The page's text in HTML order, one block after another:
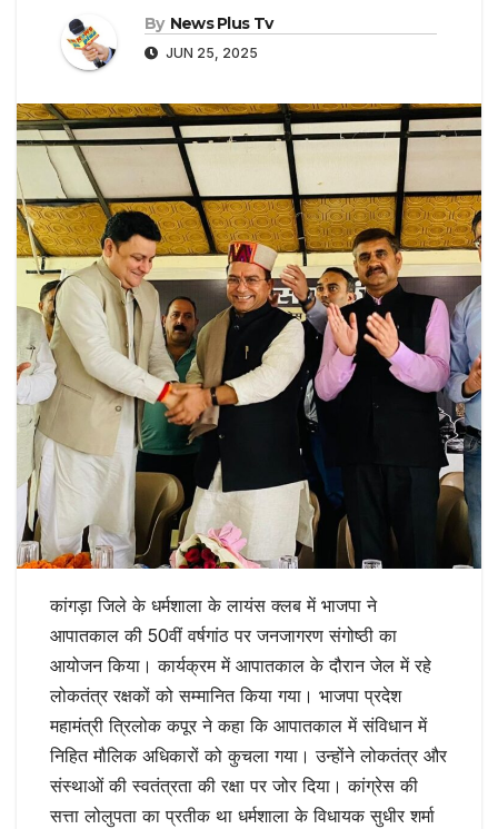
By News Plus Tv
JUN 25, 2025
कांगड़ा जिले के धर्मशाला के लायंस क्लब में भाजपा ने
आपातकाल की 50वीं वर्षगांठ पर जनजागरण संगोष्ठी का
आयोजन किया। कार्यक्रम में आपातकाल के दौरान जेल में रहे
लोकतंत्र रक्षकों को सम्मानित किया गया। भाजपा प्रदेश
महामंत्री त्रिलोक कपूर ने कहा कि आपातकाल में संविधान में
निहित मौलिक अधिकारों को कुचला गया। उन्होंने लोकतंत्र और
संस्थाओं की स्वतंत्रता की रक्षा पर जोर दिया। कांग्रेस की
सत्ता लोलुपता का प्रतीक था धर्मशाला के विधायक सुधीर शर्मा